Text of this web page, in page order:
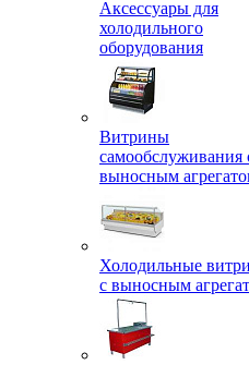
Аксессуары для
холодильного
оборудования
Витрины
самообслуживания
выносным
Холодильные
с выносным